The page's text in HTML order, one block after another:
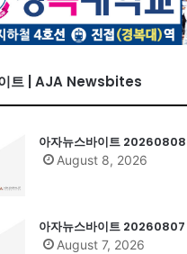
트 | AJA Newsbites
아자뉴스바이트 20260808
August 8, 2026
아자뉴스바이트 20260807
August 7, 2026